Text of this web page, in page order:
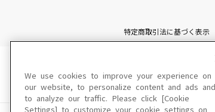
特定商取引法に基づく表示
We use cookies to improve your experience on
our website, to personalize content and ads and
to analyze our traffic. Please click [Cookie
Settings] to customize your cookie settings on